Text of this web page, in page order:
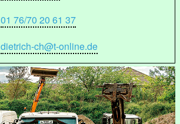
01 76/70 20 61 37
dietrich-ch@t-online.de